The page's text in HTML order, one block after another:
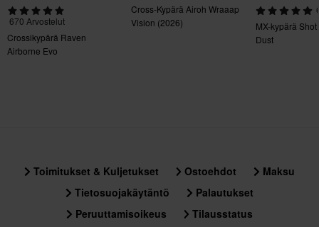
670 Arvostelut
Crossikypärä Raven
Airborne Evo
Cross-Kypärä Airoh Wraaap
Vision (2026)
MX-kypärä
Dust
Toimitukset & Kuljetukset Ostoehdot
Maksu
Tietosuojakäytäntö
Palautukset
Peruuttamisoikeus
Tilausstatus